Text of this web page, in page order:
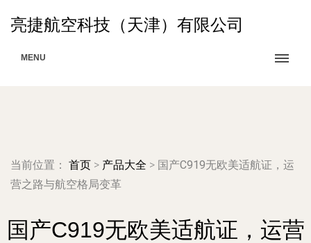
亮捷航空科技（天津）有限公司
MENU
当前位置： 首页 > 产品大全 > 国产C919无欧美适航证，运
营之路与航空格局变革
国产C919无欧美适航证，运营